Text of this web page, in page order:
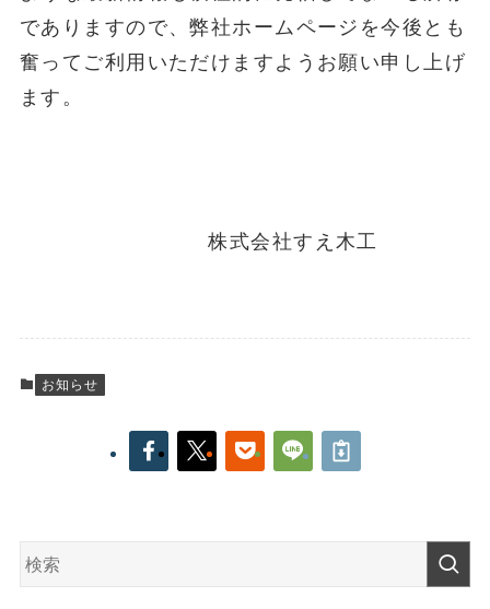
でありますので、弊社ホームページを今後とも
奮ってご利用いただけますようお願い申し上げ
ます。
株式会社すえ木工
お知らせ